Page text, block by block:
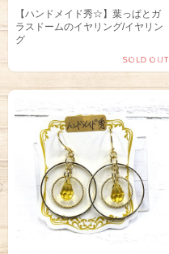
【ハンドメイド秀☆】葉っぱとガ
ラスドームのイヤリング/イヤリン
グ
SOLD OUT